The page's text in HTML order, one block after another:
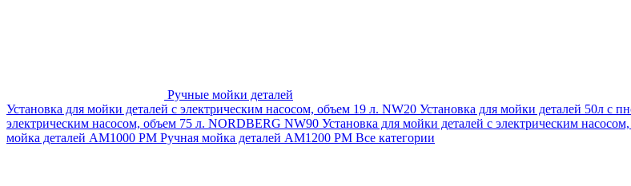
Ручные мойки деталей
Установка для мойки деталей с электрическим насосом, объем 19 л. NW20 Установка для мойки деталей 50л с
электрическим насосом, объем 75 л. NORDBERG NW90 Установка для мойки деталей с электрическим
мойка деталей АМ1000 РМ Ручная мойка деталей АМ1200 РМ Все категории